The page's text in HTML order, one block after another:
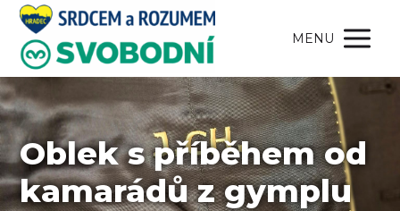
MENU
Oblek s příběhem od
kamarádů z gymplu